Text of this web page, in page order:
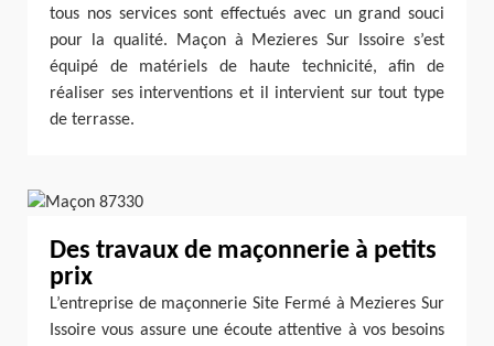
tous nos services sont effectués avec un grand souci
pour la qualité. Maçon à Mezieres Sur Issoire s’est
équipé de matériels de haute technicité, afin de
réaliser ses interventions et il intervient sur tout type
de terrasse.
Des travaux de maçonnerie à petits
prix
L’entreprise de maçonnerie Site Fermé à Mezieres Sur
Issoire vous assure une écoute attentive à vos besoins